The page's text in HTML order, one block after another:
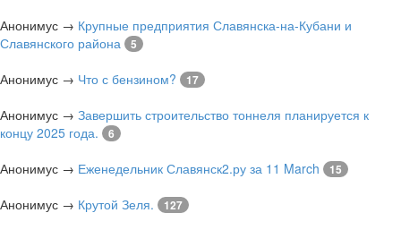
Анонимус → Крупные предприятия Славянска-на-Кубани и
Славянского района
5
Анонимус → Что с бензином? 17
Анонимус → Завершить строительство тоннеля планируется к
концу 2025 года.
6
Анонимус → Еженедельник Славянск2.ру за 11 March 15
Анонимус → Крутой Зеля. 127